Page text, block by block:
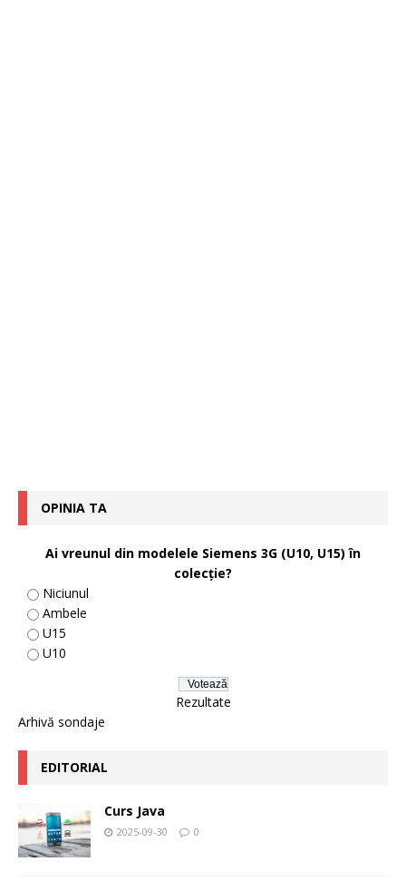
OPINIA TA
Ai vreunul din modelele Siemens 3G (U10, U15) în
colecţie?
Niciunul
Ambele
U15
U10
Rezultate
Arhivă sondaje
EDITORIAL
Curs Java
2025-09-30 0